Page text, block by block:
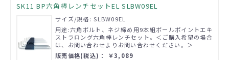
SK11 BP六角棒レンチセットEL SLBW09EL
サイズ/規格: SLBW09EL
用途:六角ボルト、ネジ締め用9本組ボールポイントエキ
ストラロング六角棒レンチセット。＜ご購入希望の場合
は、お問い合わせよりお問い合わせください。＞
販売価格(税込)： ￥3,089